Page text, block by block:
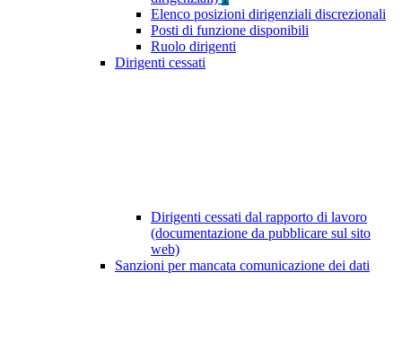
Elenco posizioni dirigenziali discrezionali
Posti di funzione disponibili
Ruolo dirigenti
Dirigenti cessati
Dirigenti cessati dal rapporto di lavoro
(documentazione da pubblicare sul sito
web)
Sanzioni per mancata comunicazione dei dati